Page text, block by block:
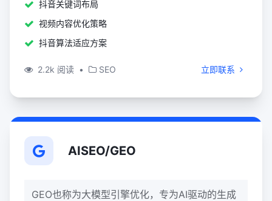
抖音关键词布局
视频内容优化策略
抖音算法适应方案
2.2k 阅读 • SEO 立即联系
AISEO/GEO
GEO也称为大模型引擎优化，专为AI驱动的生成